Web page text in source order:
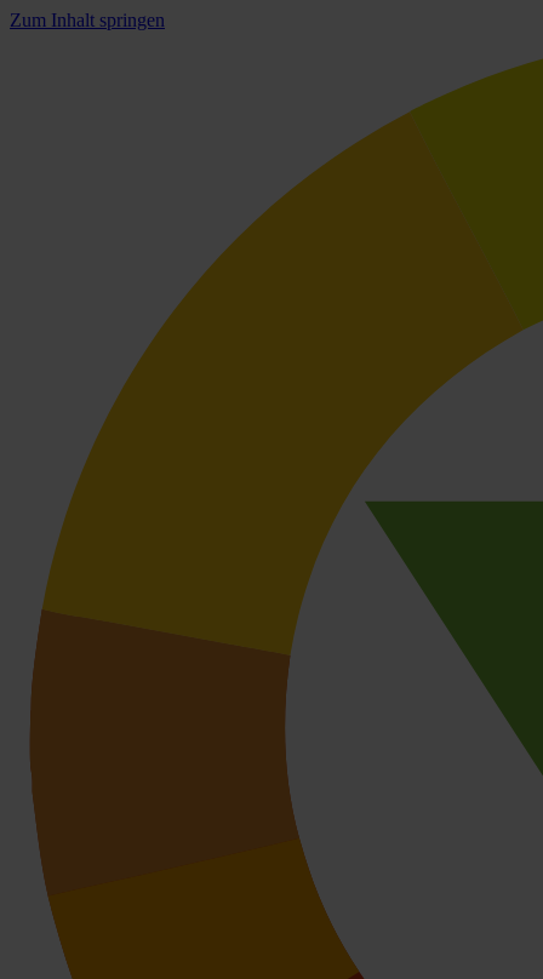
Zum Inhalt springen